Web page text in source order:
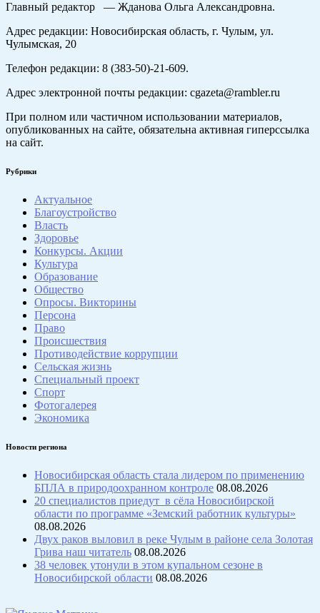
Главный редактор — Жданова Ольга Александровна.
Адрес редакции: Новосибирская область, г. Чулым, ул.
Чулымская, 20
Телефон редакции: 8 (383-50)-21-609.
Адрес электронной почты редакции: cgazeta@rambler.ru
При полном или частичном использовании материалов,
опубликованных на сайте, обязательна активная гиперссылка
на сайт.
Рубрики
Актуальное
Благоустройство
Власть
Здоровье
Конкурсы. Акции
Культура
Образование
Общество
Опросы. Викторины
Персона
Право
Происшествия
Противодействие коррупции
Сельская жизнь
Специальный проект
Спорт
Фотогалерея
Экономика
Новости региона
Новосибирская область стала лидером по применению
БПЛА в природоохранном контроле 08.08.2026
20 специалистов приедут в сёла Новосибирской
области по программе «Земский работник культуры»
08.08.2026
Двух раков выловил в реке Чулым в районе села Золотая
Грива наш читатель 08.08.2026
38 человек утонули в этом купальном сезоне в
Новосибирской области 08.08.2026